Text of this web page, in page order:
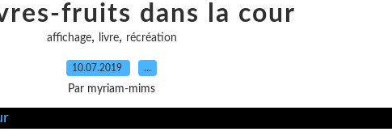
fruits dans la cour
affichage, livre, récréation
10.07.2019 …
Par myriam-mims